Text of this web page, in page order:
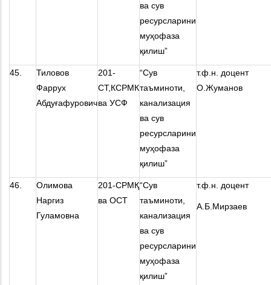
ва сув
ресурсларини
муҳофаза
қилиш”
45.
Тиловов
Фаррух
Абдуғафурович
201-
СТ,КСРМК
ва УСФ
“Сув
таъминоти,
канализация
ва сув
ресурсларини
муҳофаза
қилиш”
т.ф.н. доцент
О.Жуманов
46.
Олимова
Наргиз
Гуламовна
201-СРМҚ
ва ОСТ
“Сув
таъминоти,
канализация
ва сув
ресурсларини
муҳофаза
қилиш”
т.ф.н. доцент
А.Б.Мирзаев